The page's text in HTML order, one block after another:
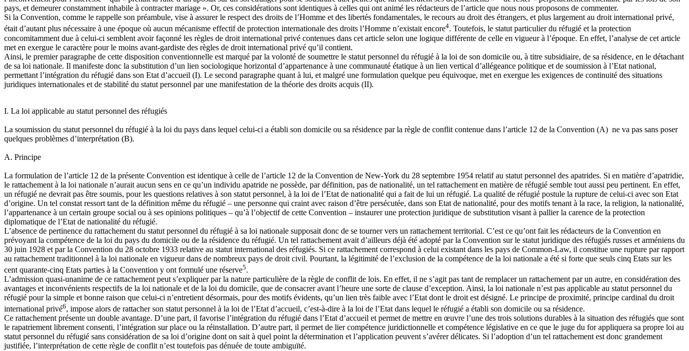
pays, et demeurer constamment inhabile à contracter mariage ». Or, ces considérations sont identiques à celles qui ont animé les rédacteurs de l’article que nous nous proposons de commenter.
Si la Convention, comme le rappelle son préambule, vise à assurer le respect des droits de l’Homme et des libertés fondamentales, le recours au droit des étrangers, et plus largement au droit international privé,
était d’autant plus nécessaire à une époque où aucun mécanisme effectif de protection internationale des droits l’Homme n’existait encore4. Toutefois, le statut particulier du réfugié et la protection
concomitamment due à celui-ci semblent avoir façonné les règles de droit international privé contenues dans cet article selon une logique différente de celle en vigueur à l’époque. En effet, l’analyse de cet article
met en exergue le caractère pour le moins avant-gardiste des règles de droit international privé qu’il contient.
Ainsi, le premier paragraphe de cette disposition conventionnelle est marqué par la volonté de soumettre le statut personnel du réfugié à la loi de son domicile ou, à titre subsidiaire, de sa résidence, en le détachant
de sa loi nationale. Il manifeste donc la substitution d’un lien sociologique horizontal d’appartenance à une communauté étatique à un lien vertical d’allégeance politique et de soumission à l’Etat national,
permettant l’intégration du réfugié dans son Etat d’accueil (I). Le second paragraphe quant à lui, et malgré une formulation quelque peu équivoque, met en exergue les exigences de continuité des situations
juridiques internationales et de stabilité du statut personnel par une manifestation de la théorie des droits acquis (II).
I. La loi applicable au statut personnel des réfugiés
La soumission du statut personnel du réfugié à la loi du pays dans lequel celui-ci a établi son domicile ou sa résidence par la règle de conflit contenue dans l’article 12 de la Convention (A) ne va pas sans poser
quelques problèmes d’interprétation (B).
A. Principe
La formulation de l’article 12 de la présente Convention est identique à celle de l’article 12 de la Convention de New-York du 28 septembre 1954 relatif au statut personnel des apatrides. Si en matière d’apatridie,
le rattachement à la loi nationale n’aurait aucun sens en ce qu’un individu apatride ne possède, par définition, pas de nationalité, un tel rattachement en matière de réfugié semble tout aussi peu pertinent. En effet,
un réfugié ne devrait pas être soumis, pour les questions relatives à son statut personnel, à la loi de l’Etat de nationalité qui a fait de lui un réfugié. La qualité de réfugié postule la rupture de celui-ci avec son Etat
d’origine. Un tel constat ressort tant de la définition même du réfugié – une personne qui craint avec raison d’être persécutée, dans son Etat de nationalité, pour des motifs tenant à la race, la religion, la nationalité,
l’appartenance à un certain groupe social ou à ses opinions politiques – qu’à l’objectif de cette Convention – instaurer une protection juridique de substitution visant à pallier la carence de la protection
diplomatique de l’Etat de nationalité du réfugié.
L’absence de pertinence du rattachement du statut personnel du réfugié à sa loi nationale supposait donc de se tourner vers un rattachement territorial. C’est ce qu’ont fait les rédacteurs de la Convention en
prévoyant la compétence de la loi du pays du domicile ou de la résidence du réfugié. Un tel rattachement avait d’ailleurs déjà été adopté par la Convention sur le statut juridique des réfugiés russes et arméniens du
30 juin 1928 et par la Convention du 28 octobre 1933 relative au statut international des réfugiés. Si ce rattachement correspond à celui existant dans les pays de Common-Law, il constitue une rupture par rapport
au rattachement traditionnel à la loi nationale en vigueur dans de nombreux pays de droit civil. Pourtant, la légitimité de l’exclusion de la compétence de la loi nationale a été si forte que seuls cinq Etats sur les
cent quarante-cinq Etats parties à la Convention y ont formulé une réserve5.
L’admission quasi-unanime de ce rattachement peut s’expliquer par la nature particulière de la règle de conflit de lois. En effet, il ne s’agit pas tant de remplacer un rattachement par un autre, en considération des
avantages et inconvénients respectifs de la loi nationale et de la loi du domicile, que de consacrer avant l’heure une sorte de clause d’exception. Ainsi, la loi nationale n’est pas applicable au statut personnel du
réfugié pour la simple et bonne raison que celui-ci n’entretient désormais, pour des motifs évidents, qu’un lien très faible avec l’Etat dont le droit est désigné. Le principe de proximité, principe cardinal du droit
international privé6, impose alors de rattacher son statut personnel à la loi de l’Etat d’accueil, c’est-à-dire à la loi de l’Etat dans lequel le réfugié a établi son domicile ou sa résidence.
Ce rattachement présente un double avantage. D’une part, il favorise l’intégration du réfugié dans l’Etat d’accueil et permet de mettre en œuvre l’une des trois solutions durables à la situation des réfugiés que sont
le rapatriement librement consenti, l’intégration sur place ou la réinstallation. D’autre part, il permet de lier compétence juridictionnelle et compétence législative en ce que le juge du for appliquera sa propre loi au
statut personnel du réfugié sans considération de sa loi d’origine dont on sait à quel point la détermination et l’application peuvent s’avérer délicates. Si l’adoption d’un tel rattachement est donc grandement
justifiée, l’interprétation de cette règle de conflit n’est toutefois pas dénuée de toute ambiguïté.